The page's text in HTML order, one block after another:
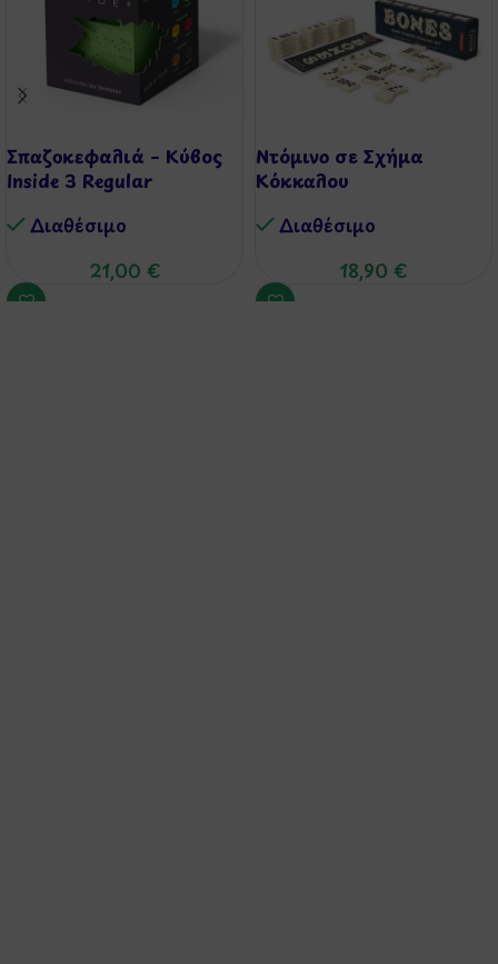
Σπαζοκεφαλιά – Κύβος
Inside 3 Regular
Διαθέσιμo
21,00 €
Ντόμινο σε Σχήμα
Κόκκαλου
Διαθέσιμo
18,90 €